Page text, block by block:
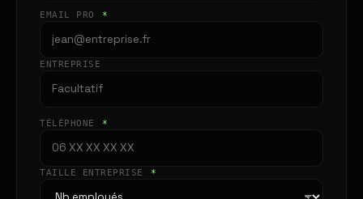
EMAIL PRO *
ENTREPRISE
TÉLÉPHONE *
TAILLE ENTREPRISE *